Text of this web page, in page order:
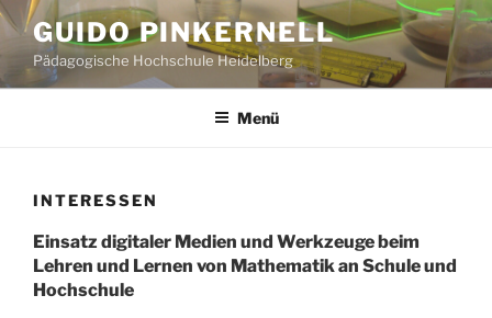
Zum
Inhalt
springen
GUIDO PINKERNELL
Pädagogische Hochschule Heidelberg
Menü
INTERESSEN
Einsatz digitaler Medien und Werkzeuge beim
Lehren und Lernen von Mathematik an Schule und
Hochschule